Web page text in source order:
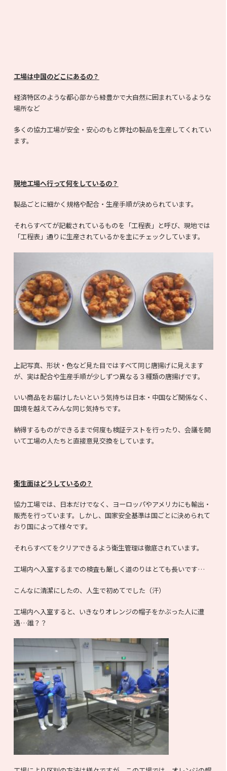
工場は中国のどこにあるの？
経済特区のような都心部から緑豊かで大自然に囲まれているような
場所など
多くの協力工場が安全・安心のもと弊社の製品を生産してくれてい
ます。
現地工場へ行って何をしているの？
製品ごとに細かく規格や配合・生産手順が決められています。
それらすべてが記載されているものを「工程表」と呼び、現地では
「工程表」通りに生産されているかを主にチェックしています。
上記写真、形状・色など見た目ではすべて同じ唐揚げに見えます
が、実は配合や生産手順が少しずつ異なる３種類の唐揚げです。
いい商品をお届けしたいという気持ちは日本・中国など関係なく、
国境を越えてみんな同じ気持ちです。
納得するものができるまで何度も検証テストを行ったり、会議を開
いて工場の人たちと直接意見交換をしています。
衛生面はどうしているの？
協力工場では、日本だけでなく、ヨーロッパやアメリカにも輸出・
販売を行っています。しかし、国家安全基準は国ごとに決められて
おり国によって様々です。
それらすべてをクリアできるよう衛生管理は徹底されています。
工場内へ入室するまでの検査も厳しく道のりはとても長いです…
こんなに清潔にしたの、人生で初めてでした（汗）
工場内へ入室すると、いきなりオレンジの帽子をかぶった人に遭
遇…誰？？